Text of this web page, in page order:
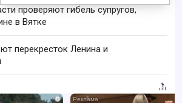
проверяют гибель супругов,
в Вятке
перекресток Ленина и
i